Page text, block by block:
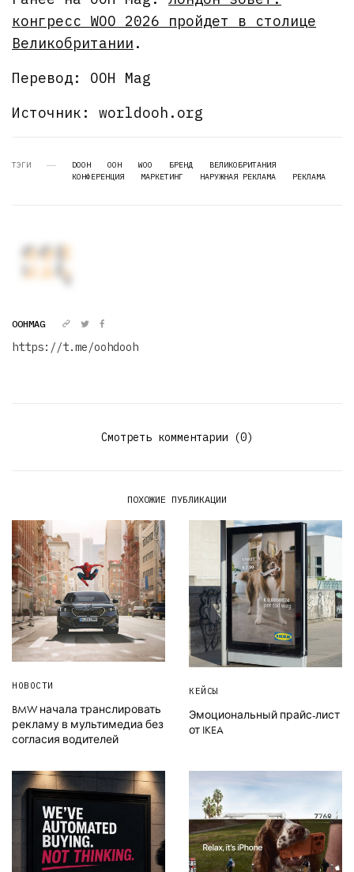
конгресс WOO 2026 пройдет в столице
Великобритании .
Перевод: OOH Mag
Источник: worldooh.org
ТЭГИ DOOH OOH WOO БРЕНД
ВЕЛИКОБРИТАНИЯ
КОНФЕРЕНЦИЯ
МАРКЕТИНГ НАРУЖНАЯ РЕКЛАМА РЕКЛАМА
OOHMAG
https://t.me/oohdooh
Смотреть комментарии (0)
ПОХОЖИЕ ПУБЛИКАЦИИ
НОВОСТИ
BMW начала транслировать
рекламу в мультимедиа без
согласия водителей
КЕЙСЫ
Эмоциональный прайс-лист
от IKEA